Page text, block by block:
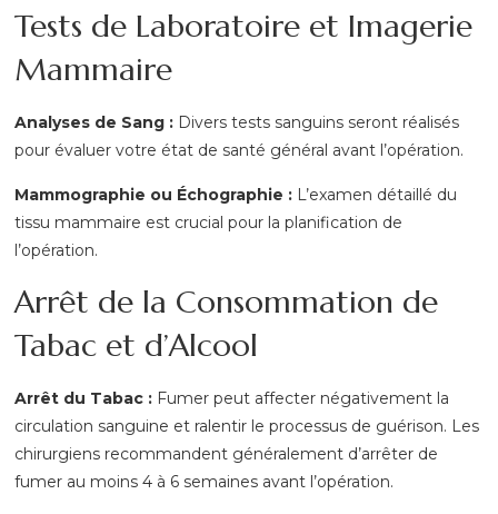
Tests de Laboratoire et Imagerie
Mammaire
Analyses de Sang : Divers tests sanguins seront réalisés
pour évaluer votre état de santé général avant l’opération.
Mammographie ou Échographie : L’examen détaillé du
tissu mammaire est crucial pour la planification de
l’opération.
Arrêt de la Consommation de
Tabac et d’Alcool
Arrêt du Tabac : Fumer peut affecter négativement la
circulation sanguine et ralentir le processus de guérison. Les
chirurgiens recommandent généralement d’arrêter de
fumer au moins 4 à 6 semaines avant l’opération.